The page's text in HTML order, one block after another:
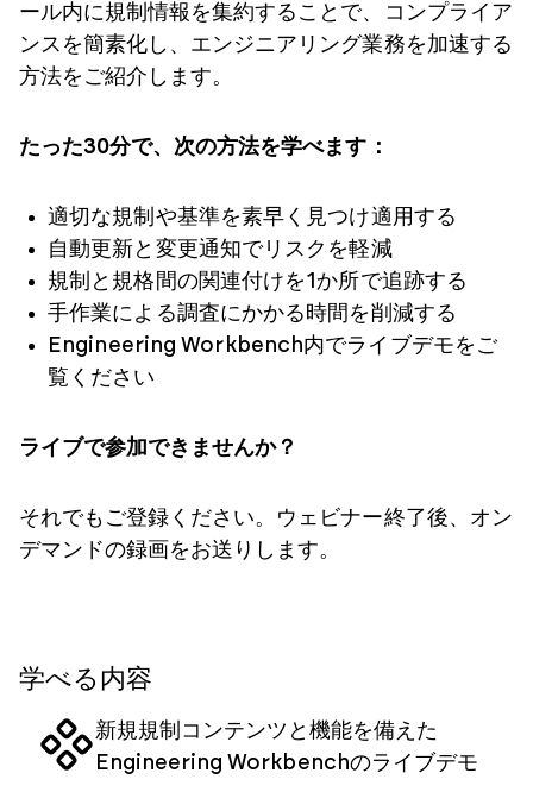
ール内に規制情報を集約することで、コンプライア
ンスを簡素化し、エンジニアリング業務を加速する
方法をご紹介します。
たった30分で、次の方法を学べます：
適切な規制や基準を素早く見つけ適用する
自動更新と変更通知でリスクを軽減
規制と規格間の関連付けを1か所で追跡する
手作業による調査にかかる時間を削減する
Engineering Workbench内でライブデモをご
覧ください
ライブで参加できませんか？
それでもご登録ください。ウェビナー終了後、オン
デマンドの録画をお送りします。
学べる内容
新規規制コンテンツと機能を備えた
Engineering Workbenchのライブデモ